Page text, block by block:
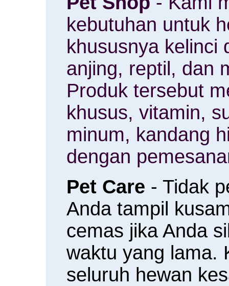
kebutuhan untuk
khususnya kelinci
anjing, reptil, dan
Produk tersebut
khusus, vitamin,
minum, kandang
dengan
Pet Care - Tidak
Anda tampil
cemas jika Anda
waktu yang lama.
seluruh hewan